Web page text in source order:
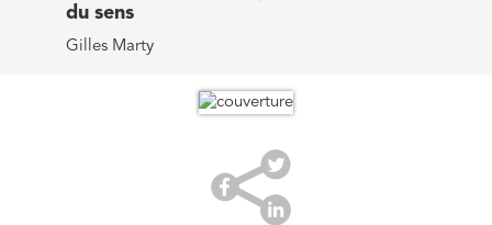
du sens
Gilles Marty